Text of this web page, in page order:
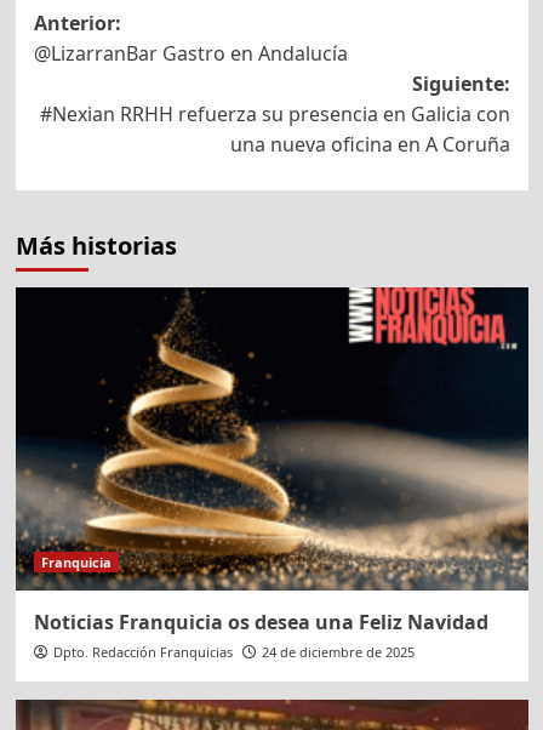
Navegación
de
entradas
Anterior:
@LizarranBar Gastro en Andalucía
Siguiente:
#Nexian RRHH refuerza su presencia en Galicia con
una nueva oficina en A Coruña
Más historias
Franquicia
Noticias Franquicia os desea una Feliz Navidad
Dpto. Redacción Franquicias 24 de diciembre de 2025